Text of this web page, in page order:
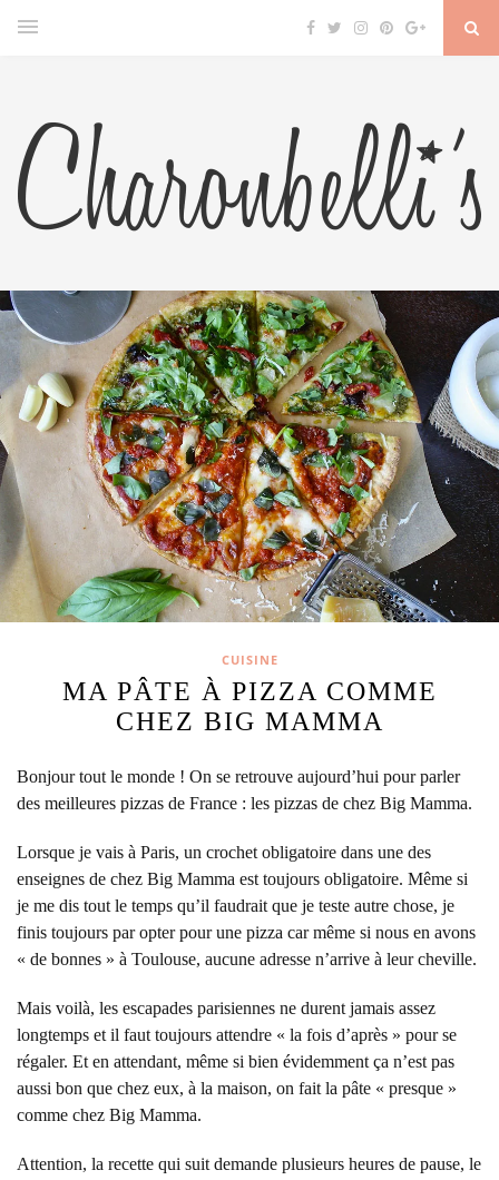
CUISINE
MA PÂTE À PIZZA COMME
CHEZ BIG MAMMA
Bonjour tout le monde ! On se retrouve aujourd’hui pour parler
des meilleures pizzas de France : les pizzas de chez Big Mamma.
Lorsque je vais à Paris, un crochet obligatoire dans une des
enseignes de chez Big Mamma est toujours obligatoire. Même si
je me dis tout le temps qu’il faudrait que je teste autre chose, je
finis toujours par opter pour une pizza car même si nous en avons
« de bonnes » à Toulouse, aucune adresse n’arrive à leur cheville.
Mais voilà, les escapades parisiennes ne durent jamais assez
longtemps et il faut toujours attendre « la fois d’après » pour se
régaler. Et en attendant, même si bien évidemment ça n’est pas
aussi bon que chez eux, à la maison, on fait la pâte « presque »
comme chez Big Mamma.
Attention, la recette qui suit demande plusieurs heures de pause, le